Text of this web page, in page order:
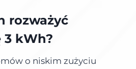
rozważyć
kWh?
o niskim zużyciu